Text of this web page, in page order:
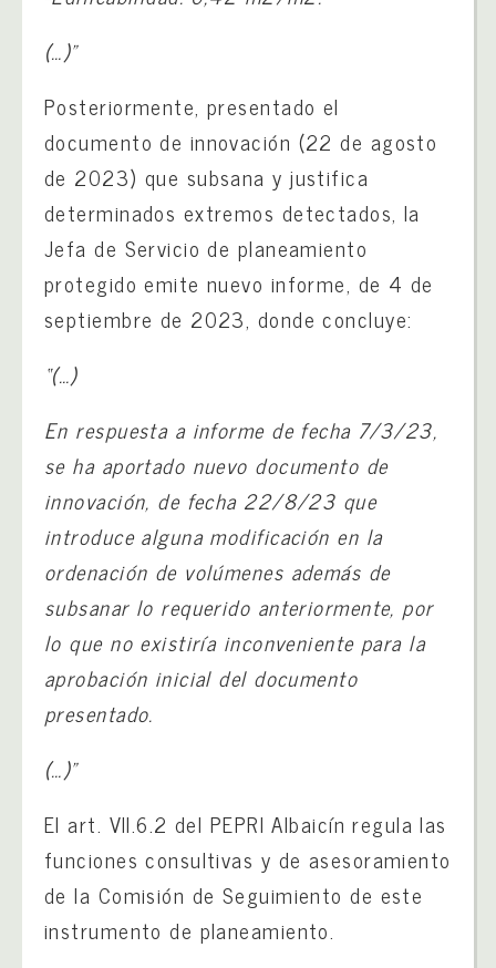
(…)”
Posteriormente, presentado el
documento de innovación (22 de agosto
de 2023) que subsana y justifica
determinados extremos detectados, la
Jefa de Servicio de planeamiento
protegido emite nuevo informe, de 4 de
septiembre de 2023, donde concluye:
“(…)
En respuesta a informe de fecha 7/3/23,
se ha aportado nuevo documento de
innovación, de fecha 22/8/23 que
introduce alguna modificación en la
ordenación de volúmenes además de
subsanar lo requerido anteriormente, por
lo que no existiría inconveniente para la
aprobación inicial del documento
presentado.
(…)”
El art. VII.6.2 del PEPRI Albaicín regula las
funciones consultivas y de asesoramiento
de la Comisión de Seguimiento de este
instrumento de planeamiento.